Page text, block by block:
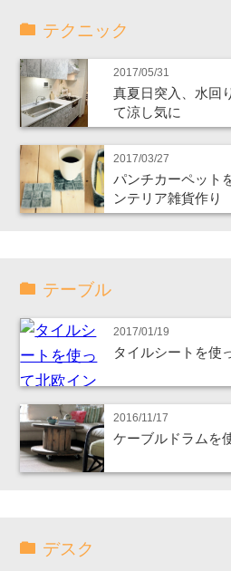
テクニック
2017/05/31
真夏日突入、水回
て涼し気に
2017/03/27
パンチカーペット
ンテリア雑貨作り
テーブル
2017/01/19
タイルシートを使
2016/11/17
ケーブルドラムを
デスク